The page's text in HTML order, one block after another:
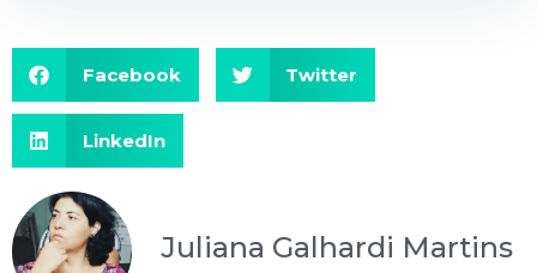
Facebook Twitter
LinkedIn
Juliana Galhardi Martins